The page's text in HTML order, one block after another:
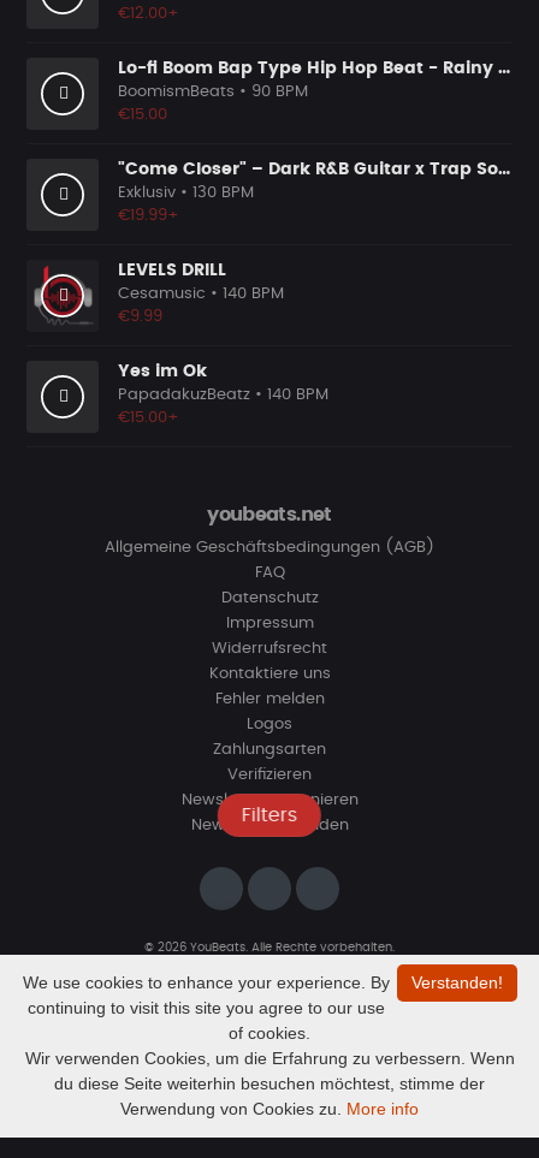
Filters
€12.00+
Lo-fi Boom Bap Type Hip Hop Beat - Rainy Days
BoomismBeats • 90 BPM
€15.00
"Come Closer" – Dark R&B Guitar x Trap Soul Type Beat | Smooth R&B Instrumental 2026
Exklusiv • 130 BPM
€19.99+
LEVELS DRILL
Cesamusic • 140 BPM
€9.99
Yes im Ok
PapadakuzBeatz • 140 BPM
€15.00+
youbeats.net
Allgemeine Geschäftsbedingungen (AGB)
FAQ
Datenschutz
Impressum
Widerrufsrecht
Kontaktiere uns
Fehler melden
Logos
Zahlungsarten
Verifizieren
Newsletter abonnieren
Newsletter beenden
© 2026 YouBeats. Alle Rechte vorbehalten.
Verstanden!
We use cookies to enhance your experience. By
continuing to visit this site you agree to our use
of cookies.
Wir verwenden Cookies, um die Erfahrung zu verbessern. Wenn
du diese Seite weiterhin besuchen möchtest, stimme der
Verwendung von Cookies zu. More info